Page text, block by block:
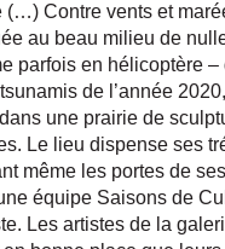
(…) Contre vents et
au beau milieu de
parfois en hélicoptère –
de l’année
une prairie de
Le lieu dispense ses
même les portes de
équipe Saisons de
Les artistes de la